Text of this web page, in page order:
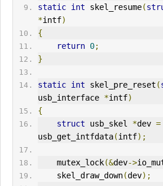
static int skel_resume(
*intf)
{
return 0;
}
static int skel_pre_reset (
usb_interface *intf)
{
struct usb_skel *dev =
usb_get_intfdata(intf);
    mutex_lock
(&dev->
    skel_draw_down
(dev);